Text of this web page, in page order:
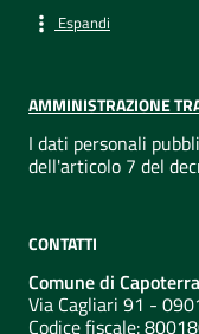
Espandi
AMMINISTRAZIONE
I dati personali
dell'articolo 7 del
CONTATTI
Comune di Capoterra
Via Cagliari 91 -
Codice fiscale: